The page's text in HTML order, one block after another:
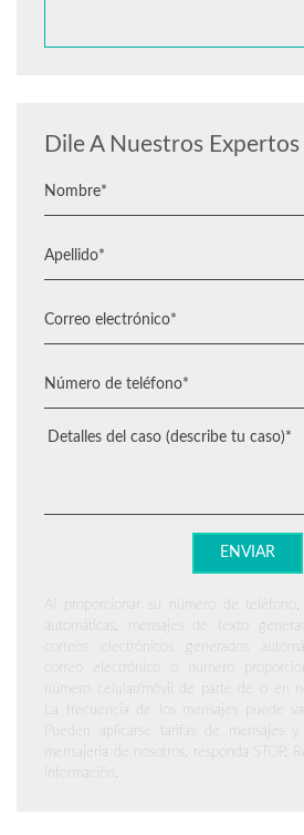
Dile A Nuestros
Al proporcionar su número de teléfono,
automáticas, mensajes de texto
correos electrónicos generados
correo electrónico o número
número celular/móvil de parte de o en
La frecuencia de los mensajes puede
Pueden aplicarse tarifas de mensajes
mensajería de nosotros, responda STOP.
información.